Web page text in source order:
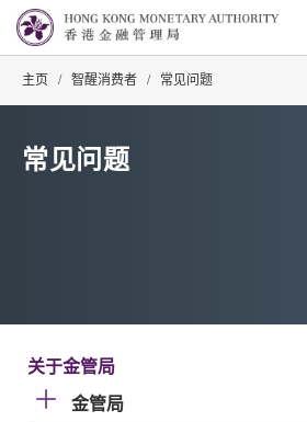
主页 / 智醒消费者 / 常见问题
常见问题
关于金管局
金管局